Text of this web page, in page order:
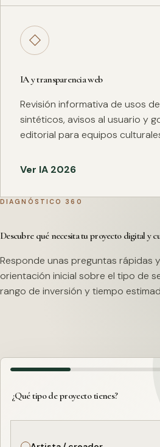
◇
IA y transparencia web
Revisión informativa de usos
sintéticos, avisos al usuario y
editorial para equipos
Ver IA 2026
DIAGNÓSTICO 360
Descubre qué necesita tu proyecto digital y
Responde unas preguntas rápidas
orientación inicial sobre el tipo de
rango de inversión y tiempo
¿Qué tipo de proyecto tienes?